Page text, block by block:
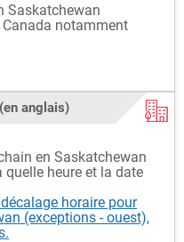
Saskatchewan
notamment
anglais)
en Saskatchewan
quelle heure et la date
horaire pour
(exceptions - ouest),